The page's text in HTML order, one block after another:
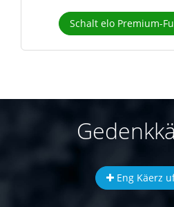
Schalt elo Premium-
Eng Käerz